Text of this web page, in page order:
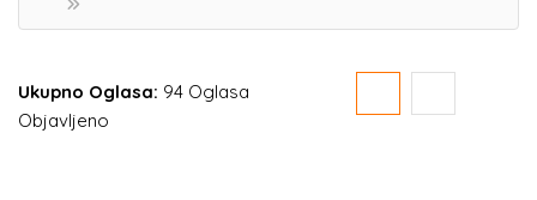
Ukupno Oglasa: 94 Oglasa
Objavljeno